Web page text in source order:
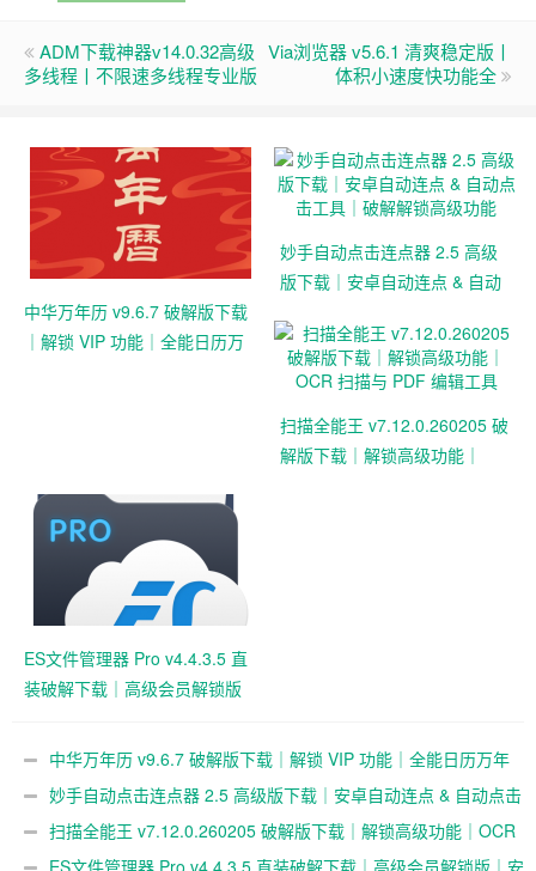
ADM下载神器v14.0.32高级
多线程丨不限速多线程专业版
Via浏览器 v5.6.1 清爽稳定版丨
体积小速度快功能全
中华万年历 v9.6.7 破解版下载
｜解锁 VIP 功能｜全能日历万
妙手自动点击连点器 2.5 高级
版下载｜安卓自动连点 & 自动
扫描全能王 v7.12.0.260205 破
解版下载｜解锁高级功能｜
ES文件管理器 Pro v4.4.3.5 直
装破解下载｜高级会员解锁版
中华万年历 v9.6.7 破解版下载｜解锁 VIP 功能｜全能日历万年
历天气提醒工具
妙手自动点击连点器 2.5 高级版下载｜安卓自动连点 & 自动点击
工具｜破解解锁高级功能
扫描全能王 v7.12.0.260205 破解版下载｜解锁高级功能｜OCR
扫描与 PDF 编辑工具
ES文件管理器 Pro v4.4.3.5 直装破解下载｜高级会员解锁版｜安